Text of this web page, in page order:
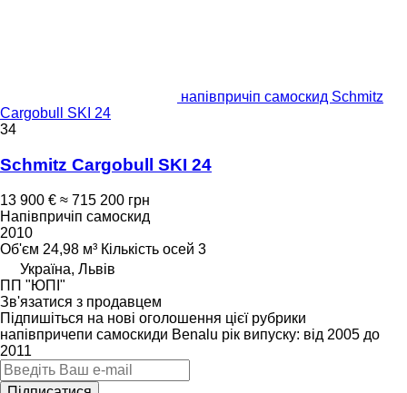
напівпричіп самоскид Schmitz
Cargobull SKI 24
34
Schmitz Cargobull SKI 24
13 900 € ≈ 715 200 грн
Напівпричіп самоскид
2010
Об'єм 24,98 м³ Кількість осей 3
Україна, Львів
ПП "ЮПІ"
Зв'язатися з продавцем
Підпишіться на нові оголошення цієї рубрики
напівпричепи самоскиди Benalu рік випуску: від 2005 до
2011